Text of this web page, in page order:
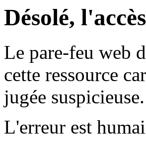
Désolé,
Le pare-feu web
cette ressource
jugée suspicieuse.
L'erreur est